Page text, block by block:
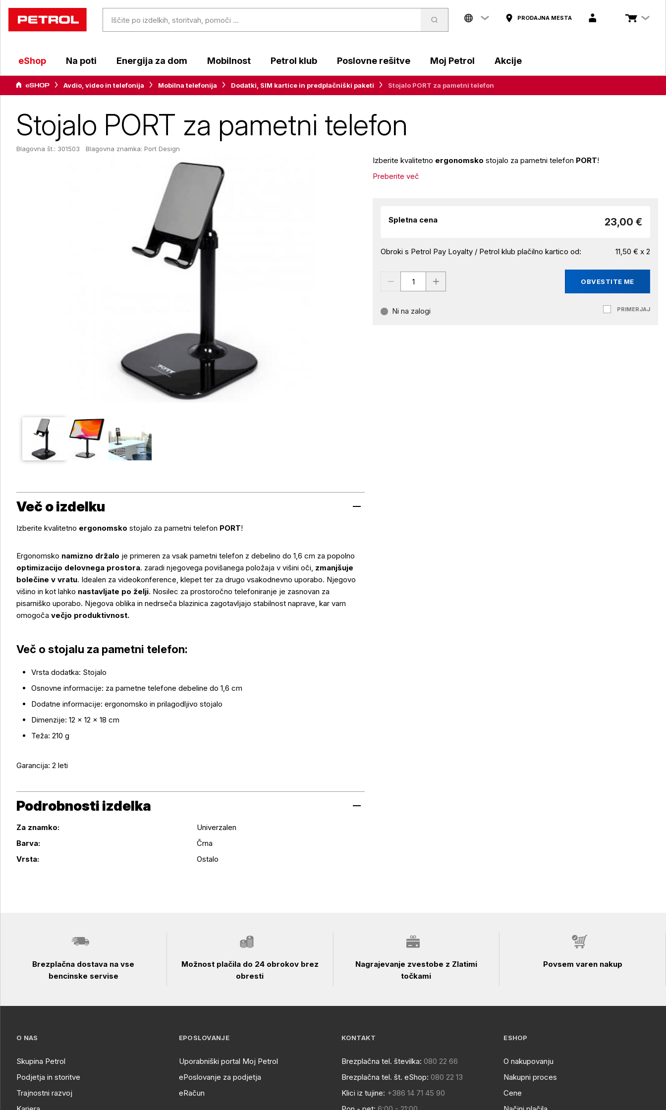
PRODAJNA MESTA
eShop Na poti Energija za dom Mobilnost Petrol klub Poslovne rešitve Moj Petrol Akcije
Avdio, video in telefonija Mobilna telefonija Dodatki, SIM kartice in predplačniški paketi Stojalo PORT za pametni telefon
Stojalo PORT za pametni telefon
Blagovna št.: 301503 Blagovna znamka: Port Design
Izberite kvalitetno ergonomskostojalo za pametni telefon PORT!
Preberite več
Spletna cena 23,00 €
Obroki s Petrol Pay Loyalty / Petrol klub plačilno kartico od: 11,50 € x 2
OBVESTITE ME
Ni na zalogi PRIMERJAJ
Več o izdelku
Več o izdelku
Izberite kvalitetno ergonomsko stojalo za pametni telefon PORT!
Ergonomsko namizno držalo je primeren za vsak pametni telefon z debelino do 1,6 cm za popolno
optimizacijo delovnega prostora. zaradi njegovega povišanega položaja v višini oči, zmanjšuje
bolečine v vratu. Idealen za videokonference, klepet ter za drugo vsakodnevno uporabo. Njegovo
višino in kot lahko nastavljate po želji. Nosilec za prostoročno telefoniranje je zasnovan za
pisarniško uporabo. Njegova oblika in nedrseča blazinica zagotavljajo stabilnost naprave, kar vam
omogoča večjo produktivnost.
Več o stojalu za pametni telefon:
Vrsta dodatka: Stojalo
Osnovne informacije: za pametne telefone debeline do 1,6 cm
Dodatne informacije: ergonomsko in prilagodljivo stojalo
Dimenzije: 12 × 12 × 18 cm
Teža: 210 g
Garancija: 2 leti
Podrobnosti izdelka
Za znamko:
Univerzalen
Barva:
Črna
Vrsta:
Ostalo
Brezplačna dostava na vse
bencinske servise
Možnost plačila do 24 obrokov brez
obresti
Nagrajevanje zvestobe z Zlatimi
točkami
Povsem varen nakup
O NAS
Skupina Petrol
Podjetja in storitve
Trajnostni razvoj
EPOSLOVANJE
Uporabniški portal Moj Petrol
ePoslovanje za podjetja
eRačun
KONTAKT
Brezplačna tel. številka: 080 22 66
Brezplačna tel. št. eShop: 080 22 13
Klici iz tujine: +386 14 71 45 90
ESHOP
O nakupovanju
Nakupni proces
Cene